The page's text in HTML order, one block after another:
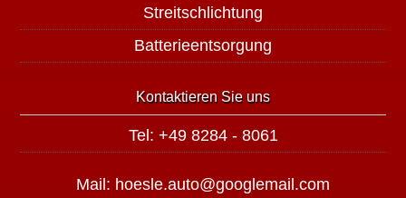
Streitschlichtung
Batterieentsorgung
Kontaktieren Sie uns
Tel: +49 8284 - 8061
Mail: hoesle.auto@googlemail.com